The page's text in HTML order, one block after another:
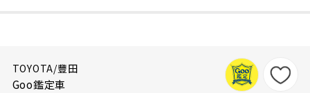
TOYOTA/豐田
Goo鑑定車